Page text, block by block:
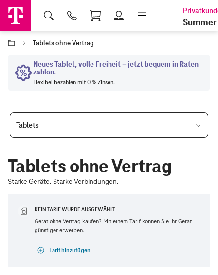
Shopping Cart
Summer
Tablets ohne Vertrag
Tablets
Tablets ohne Vertrag
Starke Geräte. Starke Verbindungen.
KEIN TARIF WURDE AUSGEWÄHLT
Gerät ohne Vertrag kaufen? Mit einem Tarif können Sie Ihr Gerät
günstiger erwerben.
Tarif hinzufügen